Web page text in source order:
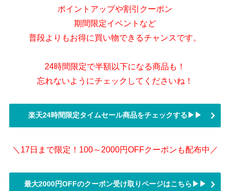
ポイントアップや割引クーポン
期間限定イベントなど
普段よりもお得に買い物できるチャンスです。
24時間限定で半額以下になる商品も！
忘れないようにチェックしてくださいね！
楽天24時間限定タイムセール商品をチェックする▶▶
＼17日まで限定！100～2000円OFFクーポンも配布中／
最大2000円OFFのクーポン受け取りページはこちら▶▶